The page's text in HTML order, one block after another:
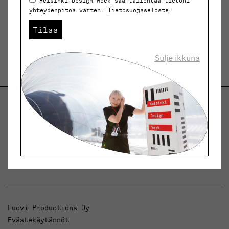
Helsinki Design Weekly.
Keskustelua, uutisia ja ilmiöitä muotoilusta ja
arkkitehtuurista.
Luovi Productions Oy
Evästekäytännöt
yhteydenpitoa varten. Tietosuojaseloste
Tilaa
Sulje ikkuna